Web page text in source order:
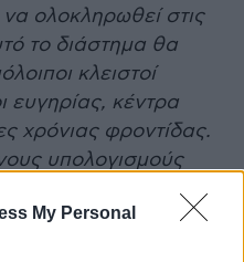
My Personal
ολοκληρωθεί στις
το διάστημα θα
κλειστοί
ευγηρίας, κέντρα
χρόνιας φροντίδας.
υπολογισμούς
20 Ιανουαρίου. Η